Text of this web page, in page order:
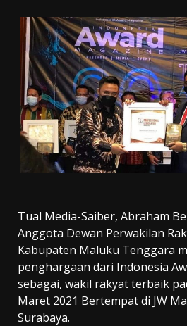
Tual Media-Saiber, Abraham
Anggota Dewan Perwakilan
Kabupaten Maluku Tenggara
penghargaan dari Indonesia
sebagai, wakil rakyat terbaik
Maret 2021 Bertempat di JW
Surabaya.